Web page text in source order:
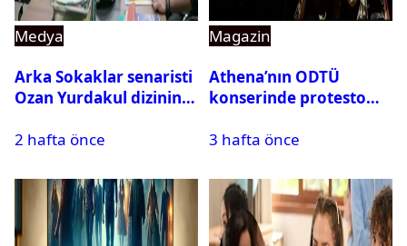
Medya
Arka Sokaklar senaristi
Ozan Yurdakul dizinin
2 hafta önce
Magazin
Athena’nın ODTÜ
konserinde protesto
3 hafta önce